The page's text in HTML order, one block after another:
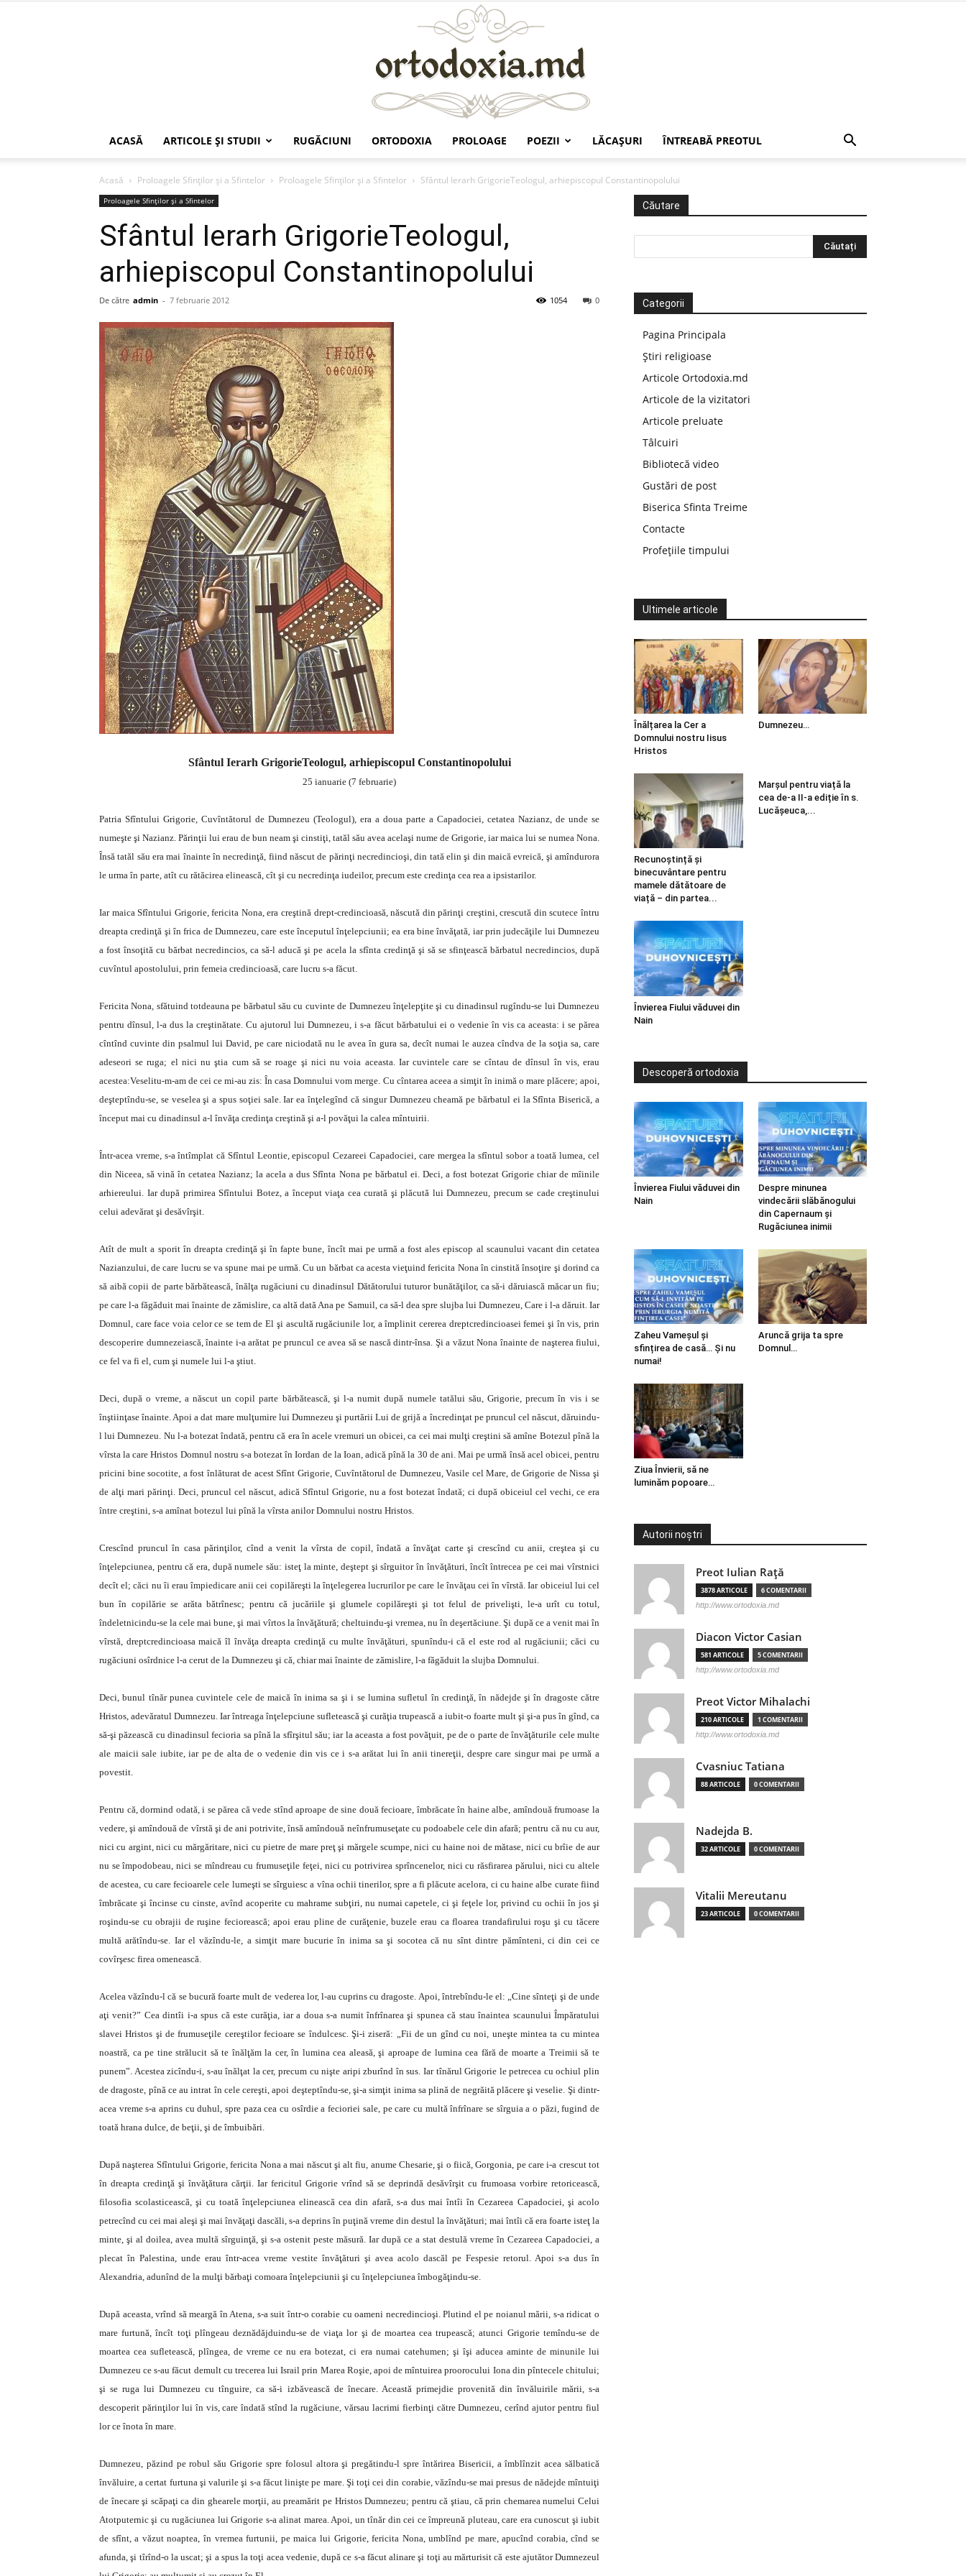
ACASĂ ARTICOLE ŞI STUDII RUGĂCIUNI ORTODOXIA PROLOAGE POEZII LĂCAŞURI ÎNTREABĂ PREOTUL
Acasă Proloagele Sfinților și a Sfintelor Proloagele Sfinților și a Sfintelor Sfântul Ierarh GrigorieTeologul, arhiepiscopul Constantinopolului
Proloagele Sfinților și a Sfintelor
Sfântul Ierarh GrigorieTeologul,
arhiepiscopul Constantinopolului
De către admin - 7 februarie 2012 0
1054
Sfântul Ierarh GrigorieTeologul, arhiepiscopul Constantinopolului
25 ianuarie (7 februarie)
Patria Sfîntului Grigorie, Cuvîntătorul de Dumnezeu (Teologul), era a doua parte a Capadociei, cetatea Nazianz, de unde se
numeşte şi Nazianz. Părinţii lui erau de bun neam şi cinstiţi, tatăl său avea acelaşi nume de Grigorie, iar maica lui se numea Nona.
Însă tatăl său era mai înainte în necredinţă, fiind născut de părinţi necredincioşi, din tată elin şi din maică evreică, şi amîndurora
le urma în parte, atît cu rătăcirea elinească, cît şi cu necredinţa iudeilor, precum este credinţa cea rea a ipsistarilor.
Iar maica Sfîntului Grigorie, fericita Nona, era creştină drept-credincioasă, născută din părinţi creştini, crescută din scutece întru
dreapta credinţă şi în frica de Dumnezeu, care este începutul înţelepciunii; ea era bine învăţată, iar prin judecăţile lui Dumnezeu
a fost însoţită cu bărbat necredincios, ca să-l aducă şi pe acela la sfînta credinţă şi să se sfinţească bărbatul necredincios, după
cuvîntul apostolului, prin femeia credincioasă, care lucru s-a făcut.
Fericita Nona, sfătuind totdeauna pe bărbatul său cu cuvinte de Dumnezeu înţelepţite şi cu dinadinsul rugîndu-se lui Dumnezeu
pentru dînsul, l-a dus la creştinătate. Cu ajutorul lui Dumnezeu, i s-a făcut bărbatului ei o vedenie în vis ca aceasta: i se părea
cîntînd cuvinte din psalmul lui David, pe care niciodată nu le avea în gura sa, decît numai le auzea cîndva de la soţia sa, care
adeseori se ruga; el nici nu ştia cum să se roage şi nici nu voia aceasta. Iar cuvintele care se cîntau de dînsul în vis, erau
acestea:Veselitu-m-am de cei ce mi-au zis: În casa Domnului vom merge. Cu cîntarea aceea a simţit în inimă o mare plăcere; apoi,
deşteptîndu-se, se veselea şi a spus soţiei sale. Iar ea înţelegînd că singur Dumnezeu cheamă pe bărbatul ei la Sfînta Biserică, a
început mai cu dinadinsul a-l învăţa credinţa creştină şi a-l povăţui la calea mîntuirii.
Într-acea vreme, s-a întîmplat că Sfîntul Leontie, episcopul Cezareei Capadociei, care mergea la sfîntul sobor a toată lumea, cel
din Niceea, să vină în cetatea Nazianz; la acela a dus Sfînta Nona pe bărbatul ei. Deci, a fost botezat Grigorie chiar de mîinile
arhiereului. Iar după primirea Sfîntului Botez, a început viaţa cea curată şi plăcută lui Dumnezeu, precum se cade creştinului
celui adevărat şi desăvîrşit.
Atît de mult a sporit în dreapta credinţă şi în fapte bune, încît mai pe urmă a fost ales episcop al scaunului vacant din cetatea
Nazianzului, de care lucru se va spune mai pe urmă. Cu un bărbat ca acesta vieţuind fericita Nona în cinstită însoţire şi dorind ca
să aibă copii de parte bărbătească, înălţa rugăciuni cu dinadinsul Dătătorului tuturor bunătăţilor, ca să-i dăruiască măcar un fiu;
pe care l-a făgăduit mai înainte de zămislire, ca altă dată Ana pe Samuil, ca să-l dea spre slujba lui Dumnezeu, Care i l-a dăruit. Iar
Domnul, care face voia celor ce se tem de El şi ascultă rugăciunile lor, a împlinit cererea dreptcredincioasei femei şi în vis, prin
descoperire dumnezeiască, înainte i-a arătat pe pruncul ce avea să se nască dintr-însa. Şi a văzut Nona înainte de naşterea fiului,
ce fel va fi el, cum şi numele lui l-a ştiut.
Deci, după o vreme, a născut un copil parte bărbătească, şi l-a numit după numele tatălui său, Grigorie, precum în vis i se
înştiinţase înainte. Apoi a dat mare mulţumire lui Dumnezeu şi purtării Lui de grijă a încredinţat pe pruncul cel născut, dăruindu-
l lui Dumnezeu. Nu l-a botezat îndată, pentru că era în acele vremuri un obicei, ca cei mai mulţi creştini să amîne Botezul pînă la
vîrsta la care Hristos Domnul nostru s-a botezat în Iordan de la Ioan, adică pînă la 30 de ani. Mai pe urmă însă acel obicei, pentru
pricini bine socotite, a fost înlăturat de acest Sfînt Grigorie, Cuvîntătorul de Dumnezeu, Vasile cel Mare, de Grigorie de Nissa şi
de alţi mari părinţi. Deci, pruncul cel născut, adică Sfîntul Grigorie, nu a fost botezat îndată; ci după obiceiul cel vechi, ce era
între creştini, s-a amînat botezul lui pînă la vîrsta anilor Domnului nostru Hristos.
Crescînd pruncul în casa părinţilor, cînd a venit la vîrsta de copil, îndată a învăţat carte şi crescînd cu anii, creştea şi cu
înţelepciunea, pentru că era, după numele său: isteţ la minte, deştept şi sîrguitor în învăţături, încît întrecea pe cei mai vîrstnici
decît el; căci nu îi erau împiedicare anii cei copilăreşti la înţelegerea lucrurilor pe care le învăţau cei în vîrstă. Iar obiceiul lui cel
bun în copilărie se arăta bătrînesc; pentru că jucăriile şi glumele copilăreşti şi tot felul de privelişti, le-a urît cu totul,
îndeletnicindu-se la cele mai bune, şi mai vîrtos la învăţătură; cheltuindu-şi vremea, nu în deşertăciune. Şi după ce a venit mai în
vîrstă, dreptcredincioasa maică îl învăţa dreapta credinţă cu multe învăţături, spunîndu-i că el este rod al rugăciunii; căci cu
rugăciuni osîrdnice l-a cerut de la Dumnezeu şi că, chiar mai înainte de zămislire, l-a făgăduit la slujba Domnului.
Deci, bunul tînăr punea cuvintele cele de maică în inima sa şi i se lumina sufletul în credinţă, în nădejde şi în dragoste către
Hristos, adevăratul Dumnezeu. Iar întreaga înţelepciune sufletească şi curăţia trupească a iubit-o foarte mult şi şi-a pus în gînd, ca
să-şi păzească cu dinadinsul fecioria sa pînă la sfîrşitul său; iar la aceasta a fost povăţuit, pe de o parte de învăţăturile cele multe
ale maicii sale iubite, iar pe de alta de o vedenie din vis ce i s-a arătat lui în anii tinereţii, despre care singur mai pe urmă a
povestit.
Pentru că, dormind odată, i se părea că vede stînd aproape de sine două fecioare, îmbrăcate în haine albe, amîndouă frumoase la
vedere, şi amîndouă de vîrstă şi de ani potrivite, însă amîndouă neînfrumuseţate cu podoabele cele din afară; pentru că nu cu aur,
nici cu argint, nici cu mărgăritare, nici cu pietre de mare preţ şi mărgele scumpe, nici cu haine noi de mătase, nici cu brîie de aur
nu se împodobeau, nici se mîndreau cu frumuseţile feţei, nici cu potrivirea sprîncenelor, nici cu răsfirarea părului, nici cu altele
de acestea, cu care fecioarele cele lumeşti se sîrguiesc a vîna ochii tinerilor, spre a fi plăcute acelora, ci cu haine albe curate fiind
îmbrăcate şi încinse cu cinste, avînd acoperite cu mahrame subţiri, nu numai capetele, ci şi feţele lor, privind cu ochii în jos şi
roşindu-se cu obrajii de ruşine feciorească; apoi erau pline de curăţenie, buzele erau ca floarea trandafirului roşu şi cu tăcere
multă arătîndu-se. Iar el văzîndu-le, a simţit mare bucurie în inima sa şi socotea că nu sînt dintre pămînteni, ci din cei ce
covîrşesc firea omenească.
Acelea văzîndu-l că se bucură foarte mult de vederea lor, l-au cuprins cu dragoste. Apoi, întrebîndu-le el: „Cine sînteţi şi de unde
aţi venit?” Cea dintîi i-a spus că este curăţia, iar a doua s-a numit înfrînarea şi spunea că stau înaintea scaunului Împăratului
slavei Hristos şi de frumuseţile cereştilor fecioare se îndulcesc. Şi-i ziseră: „Fii de un gînd cu noi, uneşte mintea ta cu mintea
noastră, ca pe tine strălucit să te înălţăm la cer, în lumina cea aleasă, şi aproape de lumina cea fără de moarte a Treimii să te
punem”. Acestea zicîndu-i, s-au înălţat la cer, precum cu nişte aripi zburînd în sus. Iar tînărul Grigorie le petrecea cu ochiul plin
de dragoste, pînă ce au intrat în cele cereşti, apoi deşteptîndu-se, şi-a simţit inima sa plină de negrăită plăcere şi veselie. Şi dintr-
acea vreme s-a aprins cu duhul, spre paza cea cu osîrdie a fecioriei sale, pe care cu multă înfrînare se sîrguia a o păzi, fugind de
toată hrana dulce, de beţii, şi de îmbuibări.
După naşterea Sfîntului Grigorie, fericita Nona a mai născut şi alt fiu, anume Chesarie, şi o fiică, Gorgonia, pe care i-a crescut tot
în dreapta credinţă şi învăţătura cărţii. Iar fericitul Grigorie vrînd să se deprindă desăvîrşit cu frumoasa vorbire retoricească,
filosofia scolasticească, şi cu toată înţelepciunea elinească cea din afară, s-a dus mai întîi în Cezareea Capadociei, şi acolo
petrecînd cu cei mai aleşi şi mai învăţaţi dascăli, s-a deprins în puţină vreme din destul la învăţături; mai întîi că era foarte isteţ la
minte, şi al doilea, avea multă sîrguinţă, şi s-a ostenit peste măsură. Iar după ce a stat destulă vreme în Cezareea Capadociei, a
plecat în Palestina, unde erau într-acea vreme vestite învăţături şi avea acolo dascăl pe Fespesie retorul. Apoi s-a dus în
Alexandria, adunînd de la mulţi bărbaţi comoara înţelepciunii şi cu înţelepciunea îmbogăţindu-se.
După aceasta, vrînd să meargă în Atena, s-a suit într-o corabie cu oameni necredincioşi. Plutind el pe noianul mării, s-a ridicat o
mare furtună, încît toţi plîngeau deznădăjduindu-se de viaţa lor şi de moartea cea trupească; atunci Grigorie temîndu-se de
moartea cea sufletească, plîngea, de vreme ce nu era botezat, ci era numai catehumen; şi îşi aducea aminte de minunile lui
Dumnezeu ce s-au făcut demult cu trecerea lui Israil prin Marea Roşie, apoi de mîntuirea proorocului Iona din pîntecele chitului;
şi se ruga lui Dumnezeu cu tînguire, ca să-i izbăvească de înecare. Această primejdie provenită din învăluirile mării, s-a
descoperit părinţilor lui în vis, care îndată stînd la rugăciune, vărsau lacrimi fierbinţi către Dumnezeu, cerînd ajutor pentru fiul
lor ce înota în mare.
Dumnezeu, păzind pe robul său Grigorie spre folosul altora şi pregătindu-l spre întărirea Bisericii, a îmblînzit acea sălbatică
învăluire, a certat furtuna şi valurile şi s-a făcut linişte pe mare. Şi toţi cei din corabie, văzîndu-se mai presus de nădejde mîntuiţi
de înecare şi scăpaţi ca din ghearele morţii, au preamărit pe Hristos Dumnezeu; pentru că ştiau, că prin chemarea numelui Celui
Atotputernic şi cu rugăciunea lui Grigorie s-a alinat marea. Apoi, un tînăr din cei ce împreună pluteau, care era cunoscut şi iubit
de sfînt, a văzut noaptea, în vremea furtunii, pe maica lui Grigorie, fericita Nona, umblînd pe mare, apucînd corabia, cînd se
afunda, şi tîrînd-o la uscat; şi a spus la toţi acea vedenie, după ce s-a făcut alinare şi toţi au mărturisit că este ajutător Dumnezeul
Căutare
Categorii
Pagina Principala
Știri religioase
Articole Ortodoxia.md
Articole de la vizitatori
Articole preluate
Tâlcuiri
Bibliotecă video
Gustări de post
Biserica Sfinta Treime
Contacte
Profețiile timpului
Ultimele articole
Înălțarea la Cer a
Domnului nostru Iisus
Hristos
Dumnezeu…
Recunoștință și
binecuvântare pentru
mamele dătătoare de
viață – din partea...
Marșul pentru viață la
cea de-a II-a ediție în s.
Lucășeuca,...
Învierea Fiului văduvei din
Nain
Descoperă ortodoxia
Învierea Fiului văduvei din
Nain
Despre minunea
vindecării slăbănogului
din Capernaum și
Rugăciunea inimii
Zaheu Vameșul și
sfințirea de casă… Și nu
numai!
Aruncă grija ta spre
Domnul…
Ziua Învierii, să ne
luminăm popoare…
Autorii noștri
Preot Iulian Raţă
3878 ARTICOLE 6 COMENTARII
http://www.ortodoxia.md
Diacon Victor Casian
581 ARTICOLE 5 COMENTARII
http://www.ortodoxia.md
Preot Victor Mihalachi
210 ARTICOLE 1 COMENTARII
http://www.ortodoxia.md
Cvasniuc Tatiana
88 ARTICOLE 0 COMENTARII
Nadejda B.
32 ARTICOLE 0 COMENTARII
Vitalii Mereutanu
23 ARTICOLE 0 COMENTARII